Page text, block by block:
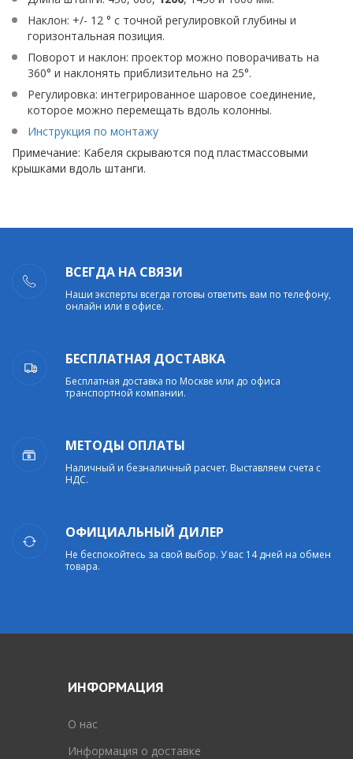
Наклон: +/- 12 ° с точной регулировкой глубины и
горизонтальная позиция.
Поворот и наклон: проектор можно поворачивать на
360° и наклонять приблизительно на 25°.
Регулировка: интегрированное шаровое соединение,
которое можно перемещать вдоль колонны.
Инструкция по монтажу
Примечание: Кабеля скрываются под пластмассовыми
крышками вдоль штанги.
ВСЕГДА НА СВЯЗИ
Наши эксперты всегда готовы ответить вам по телефону,
онлайн или в офисе.
БЕСПЛАТНАЯ ДОСТАВКА
Бесплатная доставка по Москве или до офиса
транспортной компании.
МЕТОДЫ ОПЛАТЫ
Наличный и безналичный расчет. Выставляем счета с
НДС.
ОФИЦИАЛЬНЫЙ ДИЛЕР
Не беспокойтесь за свой выбор. У вас 14 дней на обмен
товара.
ИНФОРМАЦИЯ
O нас
Информация о доставке